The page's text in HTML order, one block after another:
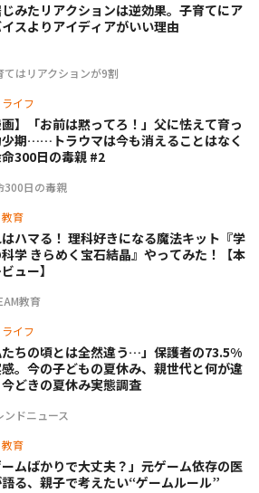
てはリアクションが9割
みたリアクションは逆効果。子育てにア
イスよりアイディアがいい理由
ライフ
300日の毒親
画】「お前は黙ってろ！」父に怯えて育っ
少期……トラウマは今も消えることはなく
命300日の毒親 #2
教育
教育
はハマる！ 理科好きになる魔法キット『学
学 きらめく宝石結晶』やってみた！【本
ュー】
ライフ
ンドニュース
たちの頃とは全然違う…」保護者の73.5%
。今の子どもの夏休み、親世代と何が違
今どきの夏休み実態調査
教育
ームばかりで大丈夫？」元ゲーム依存の医
る、親子で考えたい“ゲームルール”